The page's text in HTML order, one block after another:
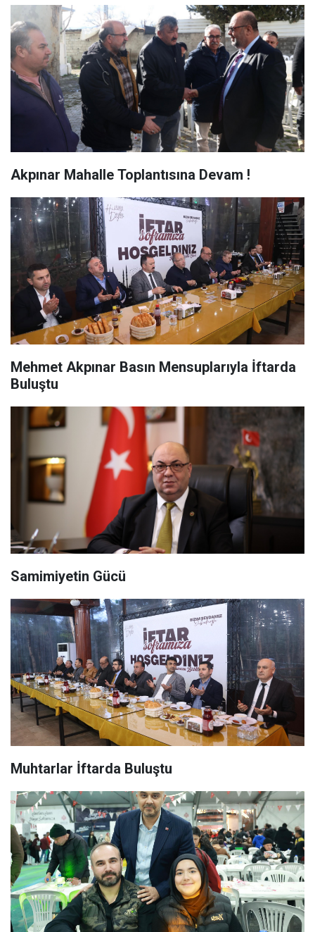
Akpınar Mahalle Toplantısına Devam !
Mehmet Akpınar Basın Mensuplarıyla İftarda
Buluştu
Samimiyetin Gücü
Muhtarlar İftarda Buluştu